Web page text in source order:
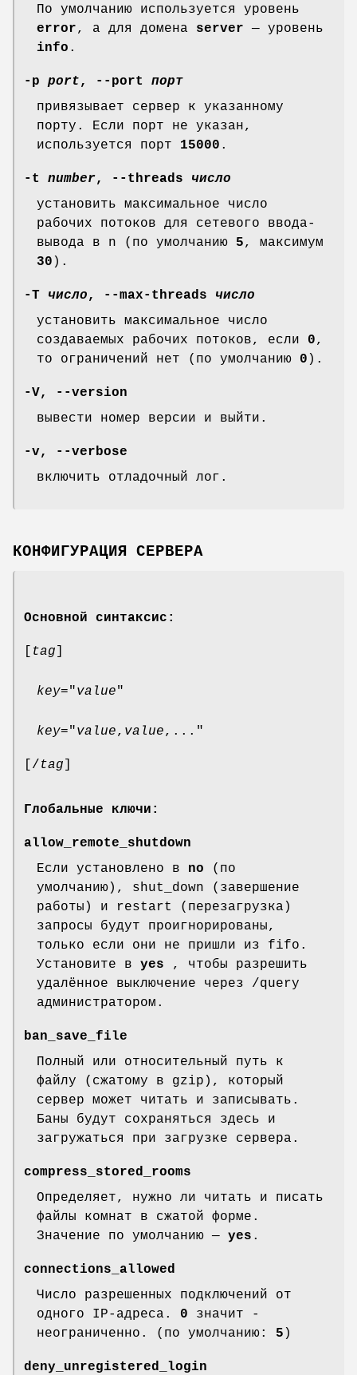
По умолчанию используется уровень
error, а для домена server — уровень
info .
-p port, --port
порт
привязывает сервер к указанному
порту. Если порт не указан,
используется порт 15000 .
-t number, --threads число
установить максимальное число
рабочих потоков для сетевого ввода-
вывода в n (по умолчанию 5, максимум
30 ).
-T число, --max-threads число
установить максимальное число
создаваемых рабочих потоков, если 0,
то ограничений нет (по умолчанию 0 ).
-V, --version
вывести номер версии и выйти.
-v, --verbose
включить отладочный лог.
КОНФИГУРАЦИЯ СЕРВЕРА
Основной синтаксис:
tag
key="value"
key="value, value,..."
[/ tag
Глобальные ключи:
allow_remote_shutdown
Если установлено в no (по
умолчанию), shut_down (завершение
работы) и restart (перезагрузка)
запросы будут проигнорированы,
только если они не пришли из fifo.
Установите в yes , чтобы разрешить
удалённое выключение через /query
администратором.
ban_save_file
Полный или относительный путь к
файлу (сжатому в gzip), который
сервер может читать и записывать.
Баны будут сохраняться здесь и
загружаться при загрузке сервера.
compress_stored_rooms
Определяет, нужно ли читать и писать
файлы комнат в сжатой форме.
Значение по умолчанию — yes .
connections_allowed
Число разрешенных подключений от
одного IP-адреса. 0 значит -
неограниченно. (по умолчанию: 5 )
deny_unregistered_login